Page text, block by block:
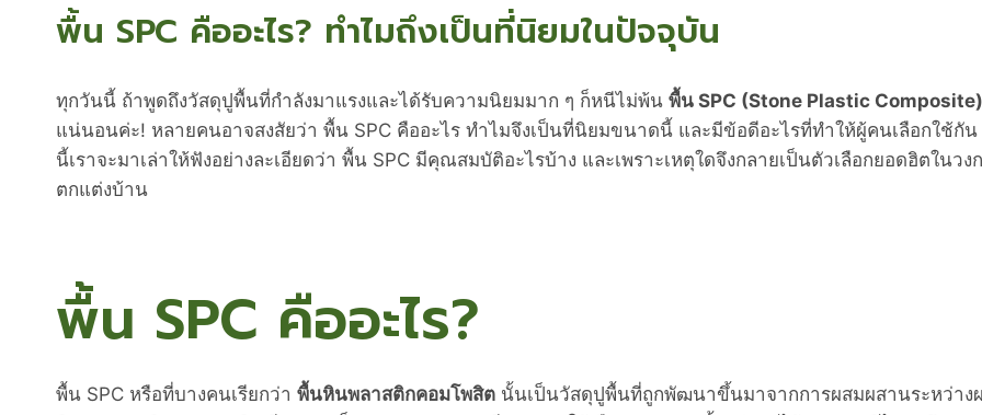
พื้น SPC คืออะไร? ทำไมถึงเป็นที่นิยมในปัจจุบัน
ทุกวันนี้ ถ้าพูดถึงวัสดุปูพื้นที่กำลังมาแรงและได้รับความนิยมมาก ๆ ก็หนีไม่พ้น พื้น SPC (Stone Plastic Composite)
แน่นอนค่ะ! หลายคนอาจสงสัยว่า พื้น SPC คืออะไร ทำไมจึงเป็นที่นิยมขนาดนี้ และมีข้อดีอะไรที่ทำให้ผู้คนเลือกใช้กั
นี้เราจะมาเล่าให้ฟังอย่างละเอียดว่า พื้น SPC มีคุณสมบัติอะไรบ้าง และเพราะเหตุใดจึงกลายเป็นตัวเลือกยอดฮิตในวง
ตกแต่งบ้าน
พื้น SPC คืออะไร?
พื้น SPC หรือที่บางคนเรียกว่า พื้นหินพลาสติกคอมโพสิต นั้นเป็นวัสดุปูพื้นที่ถูกพัฒนาขึ้นมาจากการผสมผสานระหว่าง